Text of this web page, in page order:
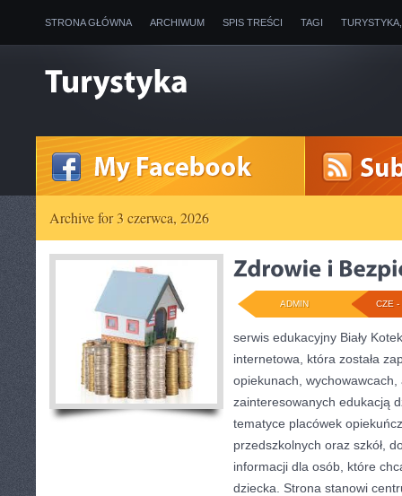
STRONA GŁÓWNA ARCHIWUM SPIS TREŚCI TAGI
Archive for 3 czerwca, 2026
CZE -
ADMIN
serwis edukacyjny Biały
internetowa, która została
opiekunach,
zainteresowanych edukacją
tematyce placówek
przedszkolnych oraz szkół,
informacji dla osób, które
dziecka. Strona stanowi